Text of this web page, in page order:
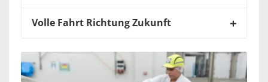
Volle Fahrt Richtung Zukunft